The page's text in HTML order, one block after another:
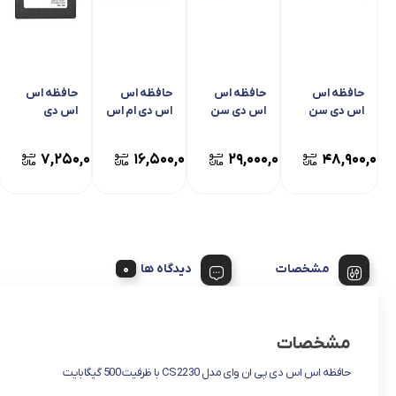
حافظه اس
اس دی سن
2280 NVME با
۴۸,۹۰۰,۰۰۰
حافظه اس
اس دی سن
با حافظه
۲۹,۰۰۰,۰۰۰
حافظه اس
اس دی ام اس
M450 V1 با ۱۶,۵۰۰,۰۰۰
حافظه اس
اس دی
ظرفیت 256 ۷,۲۵۰,۰۰۰
مشخصات دیدگاه ها
مشخصات
حافظه اس اس دی پی ان وای مدل CS2230 با ظرفیت 500 گیگابایت